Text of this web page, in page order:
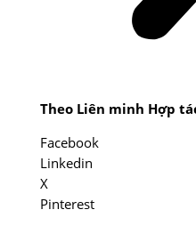
Theo Liên minh Hợp
Facebook
Linkedin
X
Pinterest